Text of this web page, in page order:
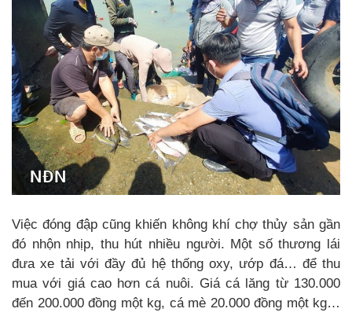
Việc đóng đập cũng khiến không khí chợ thủy sản gần
đó nhộn nhịp, thu hút nhiều người. Một số thương lái
đưa xe tải với đầy đủ hệ thống oxy, ướp đá… để thu
mua với giá cao hơn cá nuôi. Giá cá lăng từ 130.000
đến 200.000 đồng một kg, cá mè 20.000 đồng một kg…